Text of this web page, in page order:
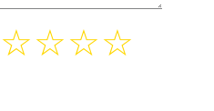
2 of
3 of
4
5 of